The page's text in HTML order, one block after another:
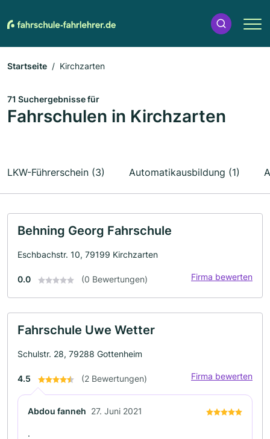
Startseite Kirchzarten
71 Suchergebnisse für
Fahrschulen in Kirchzarten
LKW-Führerschein (3) Automatikausbildung (1)
Behning Georg Fahrschule
Eschbachstr. 10, 79199 Kirchzarten
0.0 (0 Bewertungen) Firma bewerten
Fahrschule Uwe Wetter
Schulstr. 28, 79288 Gottenheim
4.5 (2 Bewertungen) Firma bewerten
Abdou fanneh 27. Juni 2021
.